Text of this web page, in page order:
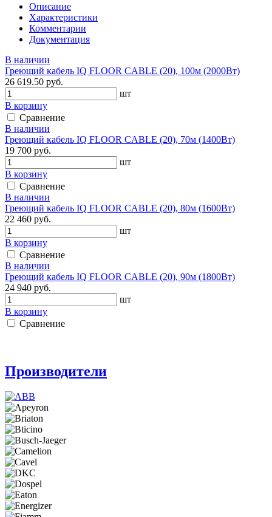
Описание
Характеристики
Комментарии
Документация
В наличии
Греющий кабель IQ FLOOR CABLE (20), 100м (2000Вт)
26 619.50 руб.
шт
В корзину
Сравнение
В наличии
Греющий кабель IQ FLOOR CABLE (20), 70м (1400Вт)
19 700 руб.
шт
В корзину
Сравнение
В наличии
Греющий кабель IQ FLOOR CABLE (20), 80м (1600Вт)
22 460 руб.
шт
В корзину
Сравнение
В наличии
Греющий кабель IQ FLOOR CABLE (20), 90м (1800Вт)
24 940 руб.
шт
В корзину
Сравнение
Производители